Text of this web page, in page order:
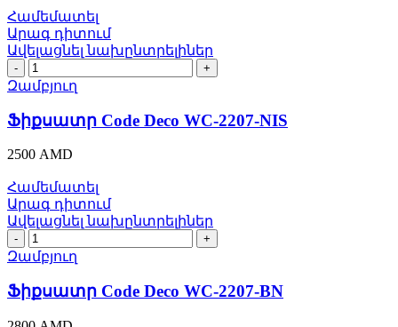
Համեմատել
Արագ դիտում
Ավելացնել նախընտրելիներ
Ֆիքսատր
Code
Deco
WC-
2207-
NIS
quantity
Զամբյուղ
Ֆիքսատր Code Deco WC-2207-NIS
2500 AMD
Համեմատել
Արագ դիտում
Ավելացնել նախընտրելիներ
Ֆիքսատր
Code
Deco
WC-
2207-
BN
Զամբյուղ
Ֆիքսատր Code Deco WC-2207-BN